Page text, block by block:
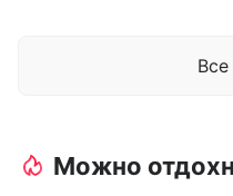
Можно